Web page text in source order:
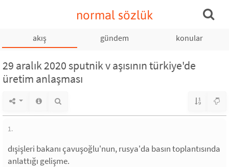
normal sözlük
akış gündem konular
29 aralık 2020 sputnik v aşısının türkiye'de
üretim anlaşması
1.
dışişleri bakanı çavuşoğlu'nun, rusya'da basın toplantısında
anlattığı gelişme.